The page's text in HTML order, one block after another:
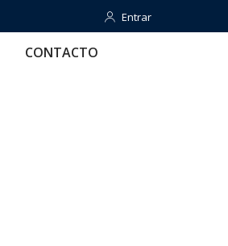
Entrar
Entrar
CONTACTO